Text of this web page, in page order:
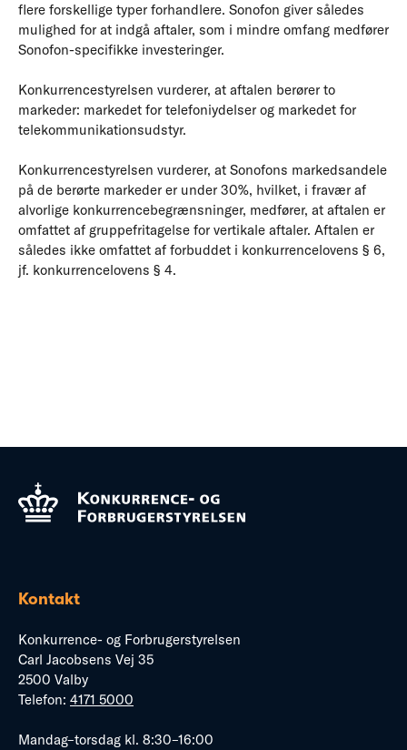
flere forskellige typer forhandlere. Sonofon giver således
mulighed for at indgå aftaler, som i mindre omfang medfører
Sonofon-specifikke investeringer.
Konkurrencestyrelsen vurderer, at aftalen berører to
markeder: markedet for telefoniydelser og markedet for
telekommunikationsudstyr.
Konkurrencestyrelsen vurderer, at Sonofons markedsandele
på de berørte markeder er under 30%, hvilket, i fravær af
alvorlige konkurrencebegrænsninger, medfører, at aftalen er
omfattet af gruppefritagelse for vertikale aftaler. Aftalen er
således ikke omfattet af forbuddet i konkurrencelovens § 6,
jf. konkurrencelovens § 4.
Kontakt
Konkurrence- og Forbrugerstyrelsen
Carl Jacobsens Vej 35
2500 Valby
Telefon: 4171 5000
Mandag–torsdag kl. 8:30–16:00